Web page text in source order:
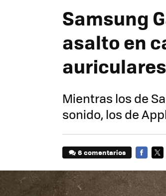
Samsung
asalto en
Mientras los de
sonido, los de
6 comentarios